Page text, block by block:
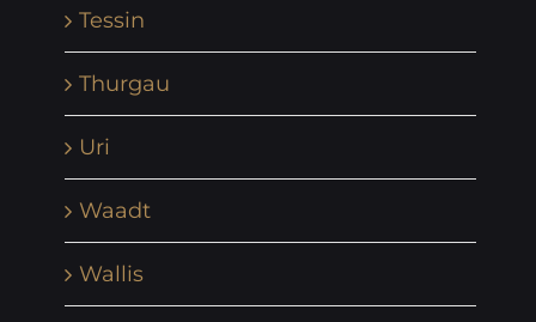
Tessin
Thurgau
Uri
Waadt
Wallis